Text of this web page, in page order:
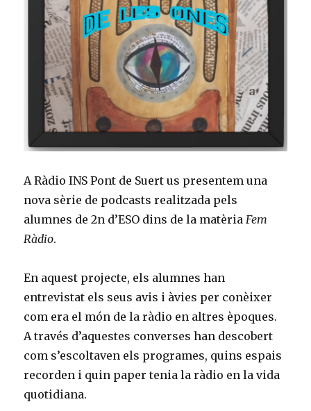
A Ràdio INS Pont de Suert us presentem una
nova sèrie de podcasts realitzada pels
alumnes de 2n d’ESO dins de la matèria Fem
Ràdio.
En aquest projecte, els alumnes han
entrevistat els seus avis i àvies per conèixer
com era el món de la ràdio en altres èpoques.
A través d’aquestes converses han descobert
com s’escoltaven els programes, quins espais
recorden i quin paper tenia la ràdio en la vida
quotidiana.